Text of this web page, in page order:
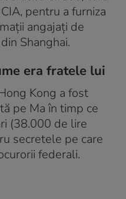
pentru a furniza
angajați de
Shanghai.
era fratele lui
Kong a fost
pe Ma în timp ce
(38.000 de lire
secretele pe care
federali.